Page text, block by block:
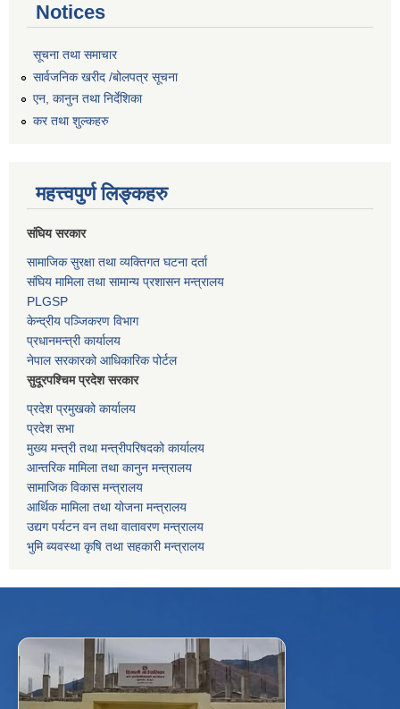
Notices
सूचना तथा समाचार
सार्वजनिक खरीद /बोलपत्र सूचना
एन, कानुन तथा निर्देशिका
कर तथा शुल्कहरु
महत्त्वपुर्ण लिङ्कहरु
संघिय सरकार
सामाजिक सुरक्षा तथा व्यक्तिगत घटना दर्ता
संघिय मामिला तथा सामान्य प्रशासन मन्त्रालय
PLGSP
केन्द्रीय पञ्जिकरण विभाग
प्रधानमन्त्री कार्यालय
नेपाल सरकारको आधिकारिक पोर्टल
सुदूरपश्चिम प्रदेश सरकार
प्रदेश प्रमुखको कार्यालय
प्रदेश सभा
मुख्य मन्त्री तथा मन्त्रीपरिषदको कार्यालय
आन्तरिक मामिला तथा कानुन मन्त्रालय
सामाजिक विकास मन्त्रालय
आर्थिक मामिला तथा योजना मन्त्रालय
उद्यग पर्यटन वन तथा वातावरण मन्त्रालय
भुमि ब्यवस्था कृषि तथा सहकारी मन्त्रालय
f Facebook ⋯